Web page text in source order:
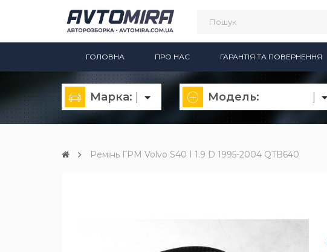
ГОЛОВНА ПРО НАС ГАРАНТІЯ ТА ПОВЕРНЕННЯ
Марка: Модель:
Ремінь ГРМ Volvo S40 I 1.9 D 1995-2004 QTB640